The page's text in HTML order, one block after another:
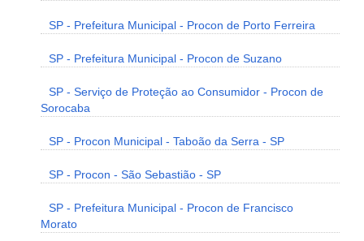
SP - Prefeitura Municipal - Procon de Porto Ferreira
SP - Prefeitura Municipal - Procon de Suzano
SP - Serviço de Proteção ao Consumidor - Procon de
Sorocaba
SP - Procon Municipal - Taboão da Serra - SP
SP - Procon - São Sebastião - SP
SP - Prefeitura Municipal - Procon de Francisco
Morato